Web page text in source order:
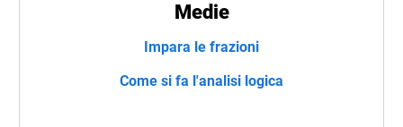
Medie
Impara le frazioni
Come si fa l'analisi logica